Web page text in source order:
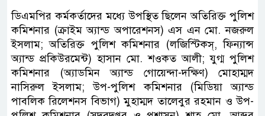
ডিএমপির কর্মকর্তাদের মধ্যে উপস্থিত ছিলেন অতিরিক্ত পুলিশ
কমিশনার (ক্রাইম অ্যান্ড অপারেশনস) এস এন মো. নজরুল
ইসলাম; অতিরিক্ত পুলিশ কমিশনার (লজিস্টিকস্, ফিন্যান্স
অ্যান্ড প্রকিউরমেন্ট) হাসান মো. শওকত আলী; যুগ্ম পুলিশ
কমিশনার (অ্যাডমিন অ্যান্ড গোয়েন্দা-দক্ষিণ) মোহাম্মদ
নাসিরুল ইসলাম; উপ-পুলিশ কমিশনার (মিডিয়া অ্যান্ড
পাবলিক রিলেশনস বিভাগ) মুহাম্মদ তালেবুর রহমান ও উপ-